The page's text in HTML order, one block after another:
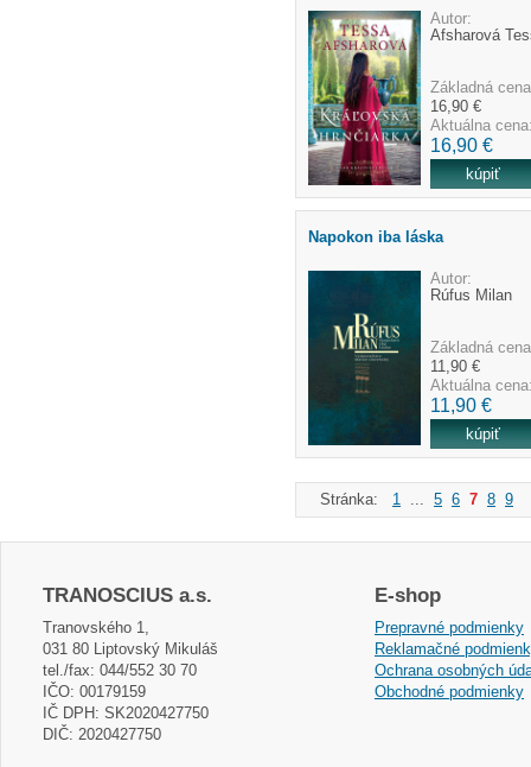
Autor:
Afsharová
Základná
16,90 €
Aktuálna
16,90 €
Napokon iba láska
Autor:
Rúfus Milan
Základná
11,90 €
Aktuálna
11,90 €
Stránka: 1 ... 5 6 7 8 9
TRANOSCIUS a.s.
Tranovského 1,
031 80 Liptovský Mikuláš
tel./fax: 044/552 30 70
IČO: 00179159
IČ DPH: SK2020427750
DIČ: 2020427750
E-shop
Prepravné podmienky
Reklamačné
Ochrana osobných
Obchodné podmienky